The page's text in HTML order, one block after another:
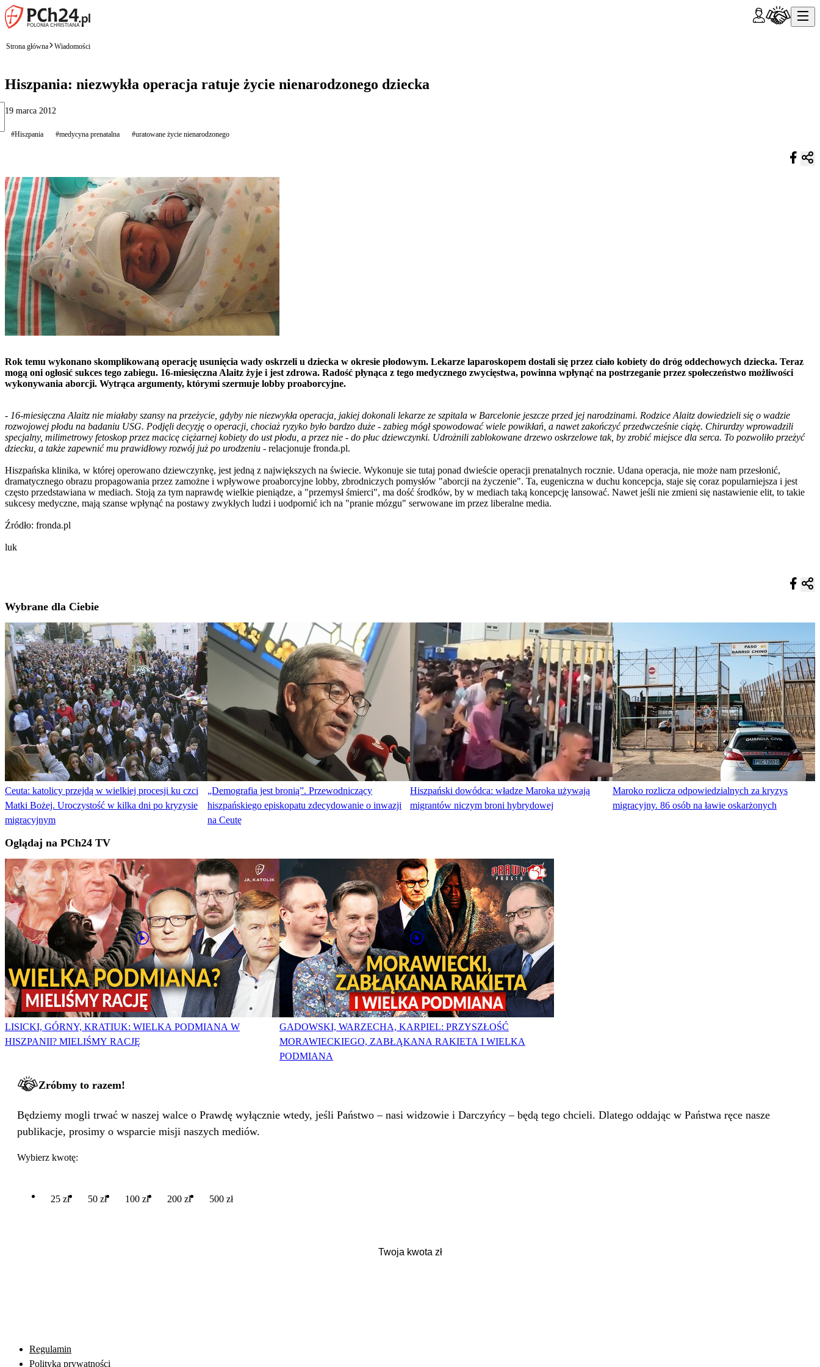
Strona główna Wiadomości
Hiszpania: niezwykła operacja ratuje życie nienarodzonego dziecka
19 marca 2012
#Hiszpania #medycyna prenatalna #uratowane życie nienarodzonego
Rok temu wykonano skomplikowaną operację usunięcia wady oskrzeli u dziecka w okresie płodowym. Lekarze laparoskopem dostali się przez ciało kobiety do dróg oddechowych dziecka. Teraz
mogą oni ogłosić sukces tego zabiegu. 16-miesięczna Alaitz żyje i jest zdrowa. Radość płynąca z tego medycznego zwycięstwa, powinna wpłynąć na postrzeganie przez społeczeństwo możliwości
wykonywania aborcji. Wytrąca argumenty, którymi szermuje lobby proaborcyjne.
- 16-miesięczna Alaitz nie miałaby szansy na przeżycie, gdyby nie niezwykła operacja, jakiej dokonali lekarze ze szpitala w Barcelonie jeszcze przed jej narodzinami. Rodzice Alaitz dowiedzieli się o wadzie
rozwojowej płodu na badaniu USG. Podjęli decyzję o operacji, chociaż ryzyko było bardzo duże - zabieg mógł spowodować wiele powikłań, a nawet zakończyć przedwcześnie ciążę. Chirurdzy wprowadzili
specjalny, milimetrowy fetoskop przez macicę ciężarnej kobiety do ust płodu, a przez nie - do płuc dziewczynki. Udrożnili zablokowane drzewo oskrzelowe tak, by zrobić miejsce dla serca. To pozwoliło przeżyć
dziecku, a także zapewnić mu prawidłowy rozwój już po urodzeniu - relacjonuje fronda.pl.
Hiszpańska klinika, w której operowano dziewczynkę, jest jedną z największych na świecie. Wykonuje sie tutaj ponad dwieście operacji prenatalnych rocznie. Udana operacja, nie może nam przesłonić,
dramatycznego obrazu propagowania przez zamożne i wpływowe proaborcyjne lobby, zbrodniczych pomysłów "aborcji na życzenie". Ta, eugeniczna w duchu koncepcja, staje się coraz popularniejsza i jest
często przedstawiana w mediach. Stoją za tym naprawdę wielkie pieniądze, a "przemysł śmierci", ma dość środków, by w mediach taką koncepcję lansować. Nawet jeśli nie zmieni się nastawienie elit, to takie
sukcesy medyczne, mają szanse wpłynąć na postawy zwykłych ludzi i uodpornić ich na "pranie mózgu" serwowane im przez liberalne media.
Źródło: fronda.pl
luk
Wybrane dla Ciebie
Ceuta: katolicy przejdą w wielkiej procesji ku czci
Matki Bożej. Uroczystość w kilka dni po kryzysie
migracyjnym
„Demografia jest bronią”. Przewodniczący
hiszpańskiego episkopatu zdecydowanie o inwazji
na Ceutę
Hiszpański dowódca: władze Maroka używają
migrantów niczym broni hybrydowej
Maroko rozlicza odpowiedzialnych za kryzys
migracyjny. 86 osób na ławie oskarżonych
Oglądaj na PCh24 TV
LISICKI, GÓRNY, KRATIUK: WIELKA PODMIANA W
HISZPANII? MIELIŚMY RACJĘ
GADOWSKI, WARZECHA, KARPIEL: PRZYSZŁOŚĆ
MORAWIECKIEGO, ZABŁĄKANA RAKIETA I WIELKA
PODMIANA
Zróbmy to razem!
Będziemy mogli trwać w naszej walce o Prawdę wyłącznie wtedy, jeśli Państwo – nasi widzowie i Darczyńcy – będą tego chcieli. Dlatego oddając w Państwa ręce nasze
publikacje, prosimy o wsparcie misji naszych mediów.
Wybierz kwotę:
25 zł 50 zł 100 zł 200 zł 500 zł
Regulamin
Polityka prywatności